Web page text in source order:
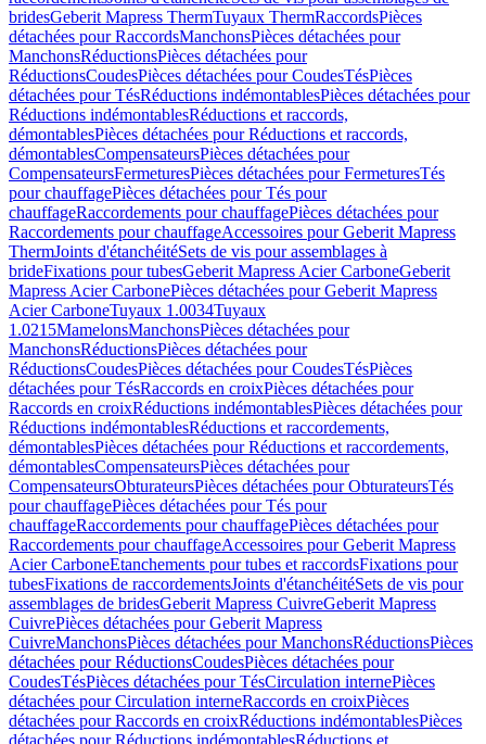
bridesGeberit Mapress ThermTuyaux ThermRaccordsPièces
détachées pour RaccordsManchonsPièces détachées pour
ManchonsRéductionsPièces détachées pour
RéductionsCoudesPièces détachées pour CoudesTésPièces
détachées pour TésRéductions indémontablesPièces détachées pour
Réductions indémontablesRéductions et raccords,
démontablesPièces détachées pour Réductions et raccords,
démontablesCompensateursPièces détachées pour
CompensateursFermeturesPièces détachées pour FermeturesTés
pour chauffagePièces détachées pour Tés pour
chauffageRaccordements pour chauffagePièces détachées pour
Raccordements pour chauffageAccessoires pour Geberit Mapress
ThermJoints d'étanchéitéSets de vis pour assemblages à
brideFixations pour tubesGeberit Mapress Acier CarboneGeberit
Mapress Acier CarbonePièces détachées pour Geberit Mapress
Acier CarboneTuyaux 1.0034Tuyaux
1.0215MamelonsManchonsPièces détachées pour
ManchonsRéductionsPièces détachées pour
RéductionsCoudesPièces détachées pour CoudesTésPièces
détachées pour TésRaccords en croixPièces détachées pour
Raccords en croixRéductions indémontablesPièces détachées pour
Réductions indémontablesRéductions et raccordements,
démontablesPièces détachées pour Réductions et raccordements,
démontablesCompensateursPièces détachées pour
CompensateursObturateursPièces détachées pour ObturateursTés
pour chauffagePièces détachées pour Tés pour
chauffageRaccordements pour chauffagePièces détachées pour
Raccordements pour chauffageAccessoires pour Geberit Mapress
Acier CarboneEtanchements pour tubes et raccordsFixations pour
tubesFixations de raccordementsJoints d'étanchéitéSets de vis pour
assemblages de bridesGeberit Mapress CuivreGeberit Mapress
CuivrePièces détachées pour Geberit Mapress
CuivreManchonsPièces détachées pour ManchonsRéductionsPièces
détachées pour RéductionsCoudesPièces détachées pour
CoudesTésPièces détachées pour TésCirculation internePièces
détachées pour Circulation interneRaccords en croixPièces
détachées pour Raccords en croixRéductions indémontablesPièces
détachées pour Réductions indémontablesRéductions et